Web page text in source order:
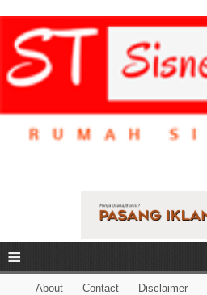
≡
About Contact Disclaimer